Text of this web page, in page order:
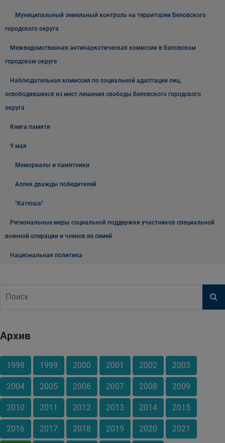
Муниципальный земельный контроль на территории Беловского
городского округа
Межведомственная антинаркотическая комиссии в Беловском
городском округе
Наблюдательная комиссия по социальной адаптации лиц,
освободившихся из мест лишения свободы Беловского городского
округа
Книга памяти
9 мая
Мемориалы и памятники
Аллея дважды победителей
"Катюша"
Региональные меры социальной поддержки участников специальной
военной операции и членов их семей
Национальная политика
Архив
1998 1999 2000 2001 2002 2003
2004 2005 2006 2007 2008 2009
2010 2011 2012 2013 2014 2015
2016 2017 2018 2019 2020 2021